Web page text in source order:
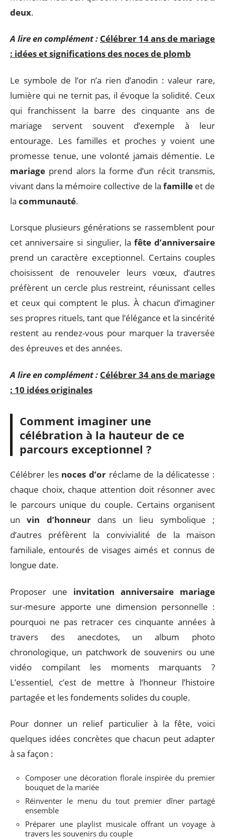
deux.
A lire en complément : Célébrer 14 ans de mariage
: idées et significations des noces de plomb
Le symbole de l’or n’a rien d’anodin : valeur rare,
lumière qui ne ternit pas, il évoque la solidité. Ceux
qui franchissent la barre des cinquante ans de
mariage servent souvent d’exemple à leur
entourage. Les familles et proches y voient une
promesse tenue, une volonté jamais démentie. Le
mariage prend alors la forme d’un récit transmis,
vivant dans la mémoire collective de la familleet de
la communauté.
Lorsque plusieurs générations se rassemblent pour
cet anniversaire si singulier, la fête d’anniversaire
prend un caractère exceptionnel. Certains couples
choisissent de renouveler leurs vœux, d’autres
préfèrent un cercle plus restreint, réunissant celles
et ceux qui comptent le plus. À chacun d’imaginer
ses propres rituels, tant que l’élégance et la sincérité
restent au rendez-vous pour marquer la traversée
des épreuves et des années.
A lire en complément : Célébrer 34 ans de mariage
: 10 idées originales
Comment imaginer une
célébration à la hauteur de ce
parcours exceptionnel ?
Célébrer les noces d’orréclame de la délicatesse :
chaque choix, chaque attention doit résonner avec
le parcours unique du couple. Certains organisent
unvin d’honneurdans un lieu symbolique ;
d’autres préfèrent la convivialité de la maison
familiale, entourés de visages aimés et connus de
longue date.
Proposer une invitation anniversaire mariage
sur-mesure apporte une dimension personnelle :
pourquoi ne pas retracer ces cinquante années à
travers des anecdotes, un album photo
chronologique, un patchwork de souvenirs ou une
vidéo compilant les moments marquants ?
L’essentiel, c’est de mettre à l’honneur l’histoire
partagée et les fondements solides du couple.
Pour donner un relief particulier à la fête, voici
quelques idées concrètes que chacun peut adapter
à sa façon :
Composer une décoration florale inspirée du premier
bouquet de la mariée
Réinventer le menu du tout premier dîner partagé
ensemble
Préparer une playlist musicale offrant un voyage à
travers les souvenirs du couple